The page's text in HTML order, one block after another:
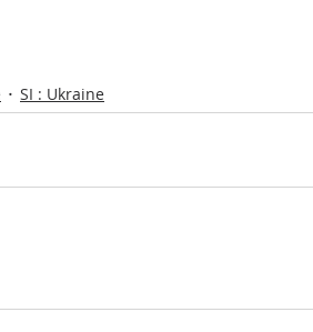
SI : Ukraine